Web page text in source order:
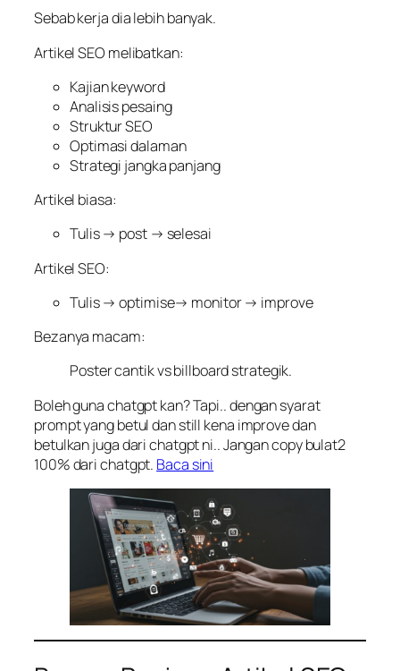
Sebab kerja dia lebih banyak.
Artikel SEO melibatkan:
Kajian keyword
Analisis pesaing
Struktur SEO
Optimasi dalaman
Strategi jangka panjang
Artikel biasa:
Tulis → post → selesai
Artikel SEO:
Tulis → optimise→ monitor → improve
Bezanya macam:
Poster cantik vs billboard strategik.
Boleh guna chatgpt kan? Tapi.. dengan syarat
prompt yang betul dan still kena improve dan
betulkan juga dari chatgpt ni.. Jangan copy bulat2
100% dari chatgpt. Baca sini